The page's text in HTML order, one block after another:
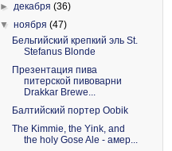
► декабря(36)
▼ноября(47)
Бельгийский крепкий эль St.
Stefanus Blonde
Презентация пива
питерской пивоварни
Drakkar Brewe...
Балтийский портер Oobik
The Kimmie, the Yink, and
the holy Gose Ale - амер...